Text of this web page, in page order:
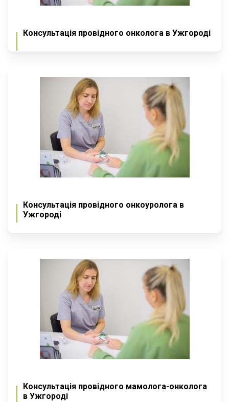
Консультація провідного онколога в Ужгороді
Консультація провідного онкоуролога в
Ужгороді
Консультація провідного мамолога-онколога
в Ужгороді